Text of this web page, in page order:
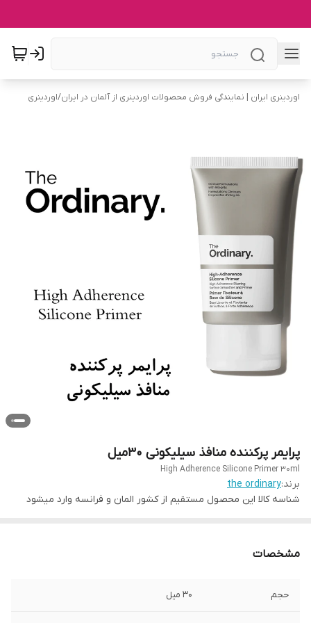
اوردینری ایران | نمایندگی فروش محصولات اوردینری از آلمان در ایران/اوردینری
پرایمر پرکننده منافذ سیلیکونی 30میل
High Adherence Silicone Primer 30ml
برند:the ordinary
شناسه کالا این محصول مستقیم از کشور المان و فرانسه وارد میشود
مشخصات
حجم 30 میل